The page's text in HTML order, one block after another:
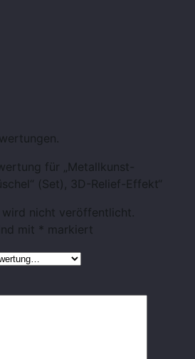
für „Metallkunst-
(Set), 3D-Relief-Effekt“
wird nicht veröffentlicht.
mit * markiert